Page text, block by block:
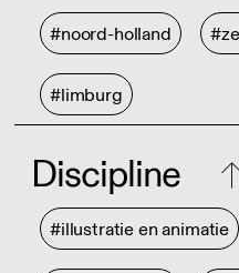
#noord-holland
#limburg
Discipline
#illustratie en animatie